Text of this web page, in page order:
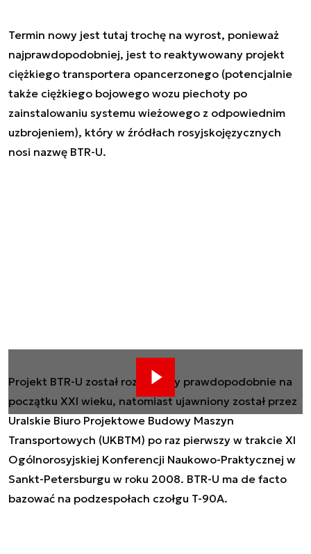
Termin nowy jest tutaj trochę na wyrost, ponieważ
najprawdopodobniej, jest to reaktywowany projekt
ciężkiego transportera opancerzonego (potencjalnie
także ciężkiego bojowego wozu piechoty po
zainstalowaniu systemu wieżowego z odpowiednim
uzbrojeniem), który w źródłach rosyjskojęzycznych
nosi nazwę BTR-U.
Projekt BTR-U został rozpoczęty prawdopodobnie na
początku XXI wieku, natomiast ujawniony został przez
Uralskie Biuro Projektowe Budowy Maszyn
Transportowych (UKBTM) po raz pierwszy w trakcie XI
Ogólnorosyjskiej Konferencji Naukowo-Praktycznej w
Sankt-Petersburgu w roku 2008. BTR-U ma de facto
bazować na podzespołach czołgu T-90A.